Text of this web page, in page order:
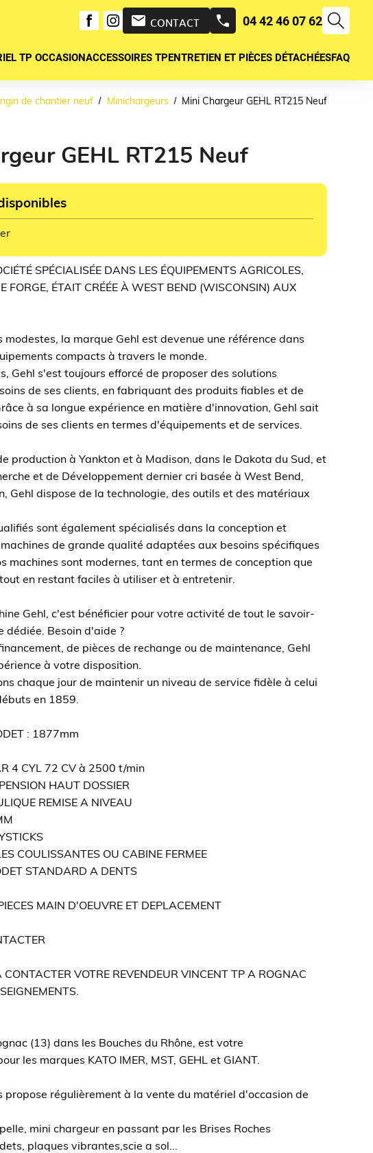
mail CONTACT 04 42 46 07 62
TP OCCASIONACCESSOIRES TPENTRETIEN ET PIÈCES DÉTACHÉESFAQ
de chantier neuf Minichargeurs Mini Chargeur GEHL RT215 Neuf
GEHL RT215 Neuf
SPÉCIALISÉE DANS LES ÉQUIPEMENTS AGRICOLES,
FORGE, ÉTAIT CRÉÉE À WEST BEND (WISCONSIN) AUX
modestes, la marque Gehl est devenue une référence dans
compacts à travers le monde.
Gehl s'est toujours efforcé de proposer des solutions
de ses clients, en fabriquant des produits fiables et de
à sa longue expérience en matière d'innovation, Gehl sait
de ses clients en termes d'équipements et de services.
production à Yankton et à Madison, dans le Dakota du Sud, et
et de Développement dernier cri basée à West Bend,
Gehl dispose de la technologie, des outils et des matériaux
sont également spécialisés dans la conception et
de grande qualité adaptées aux besoins spécifiques
machines sont modernes, tant en termes de conception que
en restant faciles à utiliser et à entretenir.
Gehl, c'est bénéficier pour votre activité de tout le savoir-
dédiée. Besoin d'aide ?
de pièces de rechange ou de maintenance, Gehl
à votre disposition.
chaque jour de maintenir un niveau de service fidèle à celui
en 1859.
: 1877mm
4 CYL 72 CV à 2500 t/min
HAUT DOSSIER
REMISE A NIVEAU
COULISSANTES OU CABINE FERMEE
STANDARD A DENTS
MAIN D'OEUVRE ET DEPLACEMENT
CONTACTER VOTRE REVENDEUR VINCENT TP A ROGNAC
(13) dans les Bouches du Rhône, est votre
les marques KATO IMER, MST, GEHL et GIANT.
propose régulièrement à la vente du matériel d'occasion de
mini chargeur en passant par les Brises Roches
plaques vibrantes,scie a sol...